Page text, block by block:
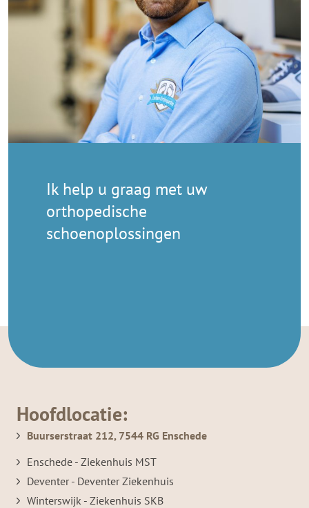
Ik help u graag met uw
orthopedische
schoenoplossingen
Hoofdlocatie:
Buurserstraat 212, 7544 RG Enschede
Enschede - Ziekenhuis MST
Deventer - Deventer Ziekenhuis
Winterswijk - Ziekenhuis SKB